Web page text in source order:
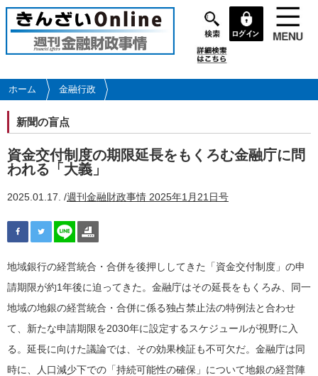
メ
イ
コ
ン
に
移
動
ホーム 金融行政
新聞の盲点
資金交付制度の期限延長をもくろむ金融庁に問
われる「大義」
2025.01.17. /週刊金融財政事情 2025年1月21日号
地域銀行の経営統合・合併を後押ししてきた「資金交付制度」の申
請期限が約1年後に迫ってきた。金融庁はその延長をもくろみ、同一
地域の地銀の経営統合・合併に係る独占禁止法の特例法と合わせ
て、新たな申請期限を2030年に設定するスケジュールが視野に入
る。延長に向けた議論では、その効果検証も不可欠だ。金融庁は同
時に、人口減少下での「持続可能性の確保」について地銀の経営陣